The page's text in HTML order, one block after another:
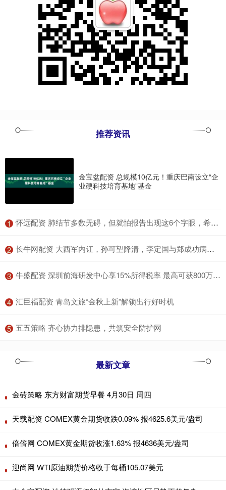
推荐资讯
金宝盆配资 总规模10亿元！重庆巴南设立“企
业硬科技培育基地”基金
1 ​怀远配资 肺结节多数无碍，但就怕报告出现这6个字眼，希望你一个都碰不到
2 ​长牛网配资 大西军内讧，孙可望降清，李定国与郑成功病死，大明复兴无望
3 ​牛盛配资 深圳前海研发中心享15%所得税率 最高可获800万研发准备金
4 ​汇巨福配资 青岛文旅“金秋上新”解锁出行好时机
5 ​五五策略 齐心协力排隐患，共筑安全防护网
最新文章
金砖策略 东方财富期货早餐 4月30日 周四
天载配资 COMEX黄金期货收跌0.09% 报4625.6美元/盎司
倍倍网 COMEX黄金期货收涨1.63% 报4636美元/盎司
迎尚网 WTI原油期货价格收于每桶105.07美元